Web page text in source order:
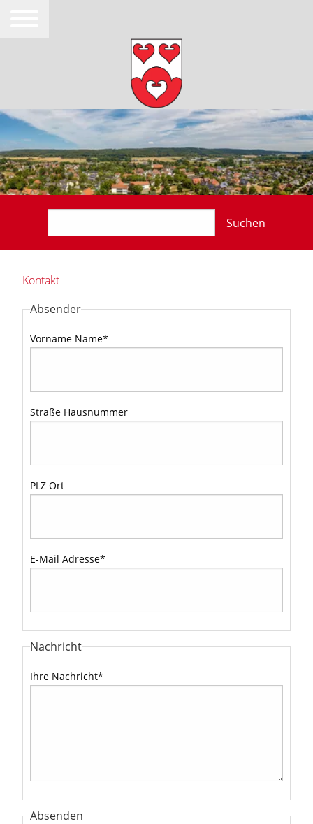
Suchen
Kontakt
Absender
Vorname Name*
Straße Hausnummer
PLZ Ort
E-Mail Adresse*
Nachricht
Ihre Nachricht*
Absenden